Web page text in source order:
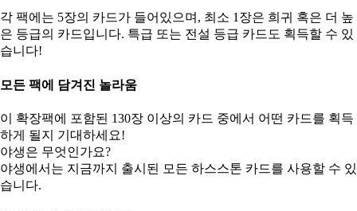
각 팩에는 5장의 카드가 들어있으며, 최소 1장은 희귀 혹은 더 높
은 등급의 카드입니다. 특급 또는 전설 등급 카드도 획득할 수 있
습니다!
모든 팩에 담겨진 놀라움
이 확장팩에 포함된 130장 이상의 카드 중에서 어떤 카드를 획득
하게 될지 기대하세요!
야생은 무엇인가요?
야생에서는 지금까지 출시된 모든 하스스톤 카드를 사용할 수 있
습니다.